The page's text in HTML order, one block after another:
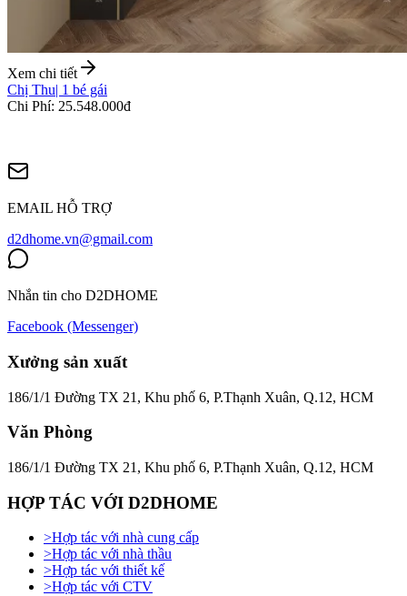
Xem chi tiết
Chị Thu| 1 bé gái
Chi Phí: 25.548.000đ
EMAIL HỖ TRỢ
d2dhome.vn@gmail.com
Nhắn tin cho D2DHOME
Facebook (Messenger)
Xưởng sản xuất
186/1/1 Đường TX 21, Khu phố 6, P.Thạnh Xuân, Q.12, HCM
Văn Phòng
186/1/1 Đường TX 21, Khu phố 6, P.Thạnh Xuân, Q.12, HCM
HỢP TÁC VỚI D2DHOME
>Hợp tác với nhà cung cấp
>Hợp tác với nhà thầu
>Hợp tác với thiết kế
>Hợp tác với CTV